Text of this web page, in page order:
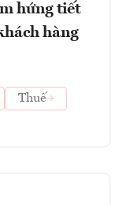
hứng tiết
hàng
Thuế